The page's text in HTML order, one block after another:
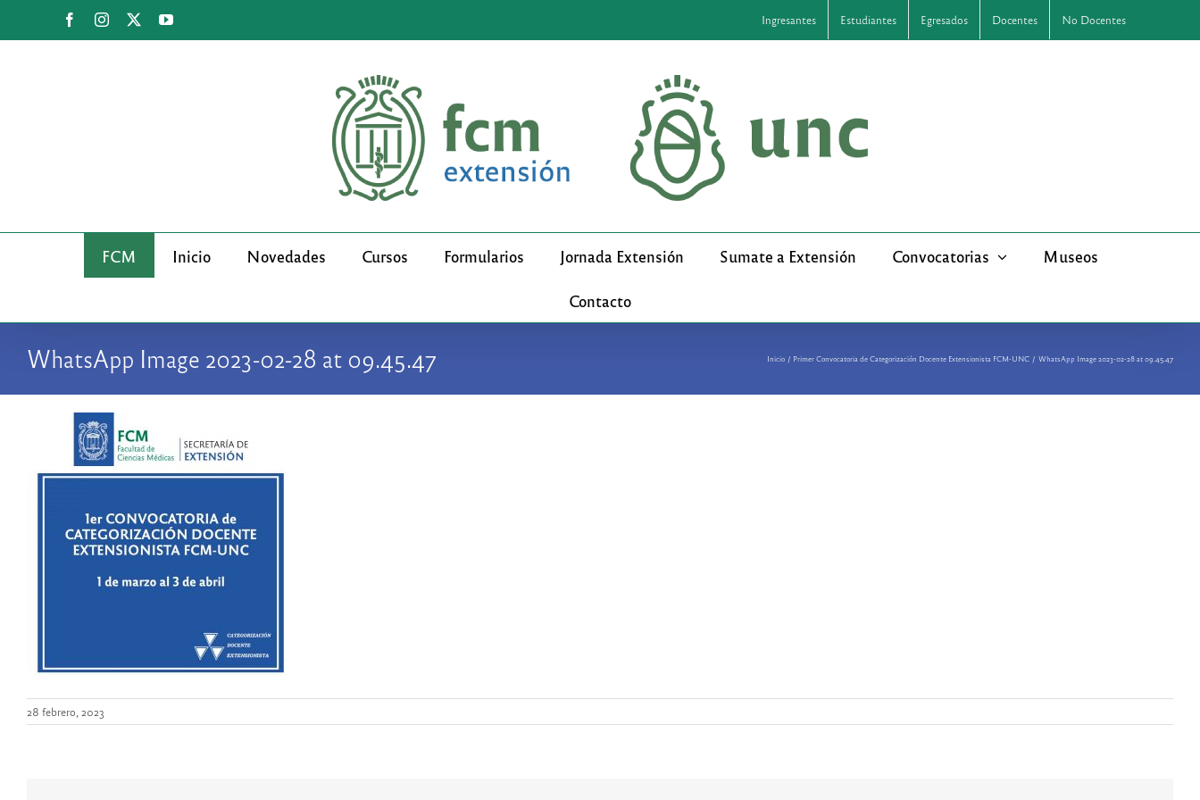
FacebookInstagram YouTube Ingresantes Estudiantes Egresados Docentes No Docentes
FCM Inicio Novedades Cursos Formularios Jornada Extensión Sumate a Extensión Convocatorias Museos
Contacto
WhatsApp Image 2023-02-28 at 09.45.47 Inicio Primer Convocatoria de Categorización Docente Extensionista FCM-UNC WhatsApp Image 2023-02-28 at 09.45.47
28 febrero, 2023